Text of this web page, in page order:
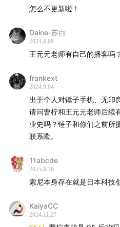
沦为强调参数的伪创新
49:12 资本宠儿就没有百年老店
58:12 作为“家”的企业文化与业
服务业的本质：日本VS
盛田昭夫《日本制造》
约翰·内森 《索尼秘史 : 奇迹
的未来》
怎么不更新啦！
Daine-苏白
2024.8.09
王元元老师有自己的播客吗
frankext
2024.9.04
出于个人对锤子手机、无印
请问曹柠和王元元老师后续
业史吗？锤子和你们之前所
联系嘞。
11abcde
2025.8.30
索尼本身存在就是日本科技
KaiyaCC
2024.11.27